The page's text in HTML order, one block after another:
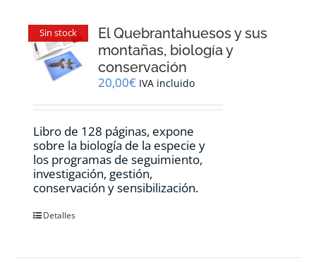
Sin stock
El Quebrantahuesos y sus
montañas, biología y
conservación
20,00€ IVA incluido
Libro de 128 páginas, expone
sobre la biología de la especie y
los programas de seguimiento,
investigación, gestión,
conservación y sensibilización.
Detalles